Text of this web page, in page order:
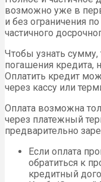
возможно уже в
и без ограничения
частичного
Чтобы узнать
погашения кредита,
Оплатить кредит
через кассу или
Оплата возможна
через платежный
предварительно
Если оплата
обратиться к
кредитный